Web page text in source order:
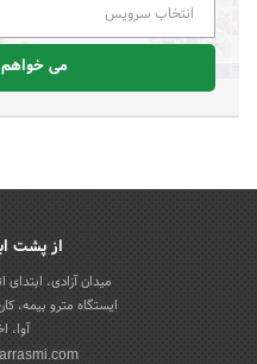
انتخاب سرویس
می
از پشت
میدان آزادی،
ایستگاه مترو بیمه،
آوا،